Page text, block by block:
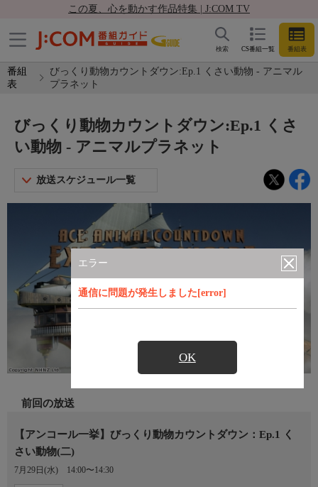
この夏、心を動かす作品特集 | J:COM TV
CS番組一覧 番組表
検索
番組
表
びっくり動物カウントダウン:Ep.1 くさい動物 - アニマル
プラネット
エラー
通信に問題が発生しました[error]
OK
びっくり動物カウントダウン:Ep.1 くさ
い動物 - アニマルプラネット
放送スケジュール一覧
前回の放送
【アンコール一挙】びっくり動物カウントダウン：Ep.1 く
さい動物(二)
7月29日(水) 14:00〜14:30